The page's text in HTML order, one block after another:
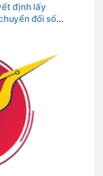
định lấy
đổi số
Chính phủ